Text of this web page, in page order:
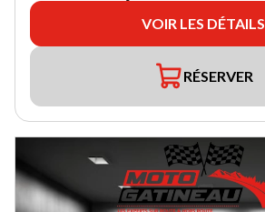
VOIR LES DÉTAILS
RÉSERVER